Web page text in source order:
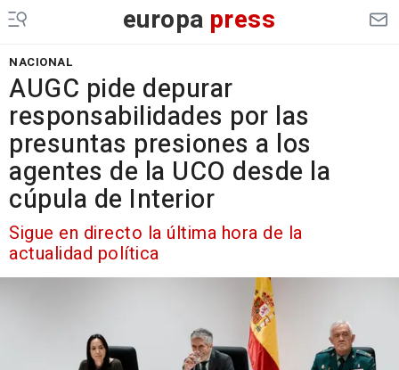
europa press
NACIONAL
AUGC pide depurar
responsabilidades por las
presuntas presiones a los
agentes de la UCO desde la
cúpula de Interior
Sigue en directo la última hora de la
actualidad política